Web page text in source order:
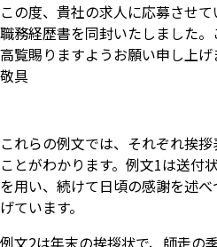
この度、貴社の求人に応募させ
職務経歴書を同封いたしました
高覧賜りますようお願い申し上げ
敬具
これらの例文では、それぞれ挨
ことがわかります。例文1は送付
を用い、続けて日頃の感謝を述
げています。